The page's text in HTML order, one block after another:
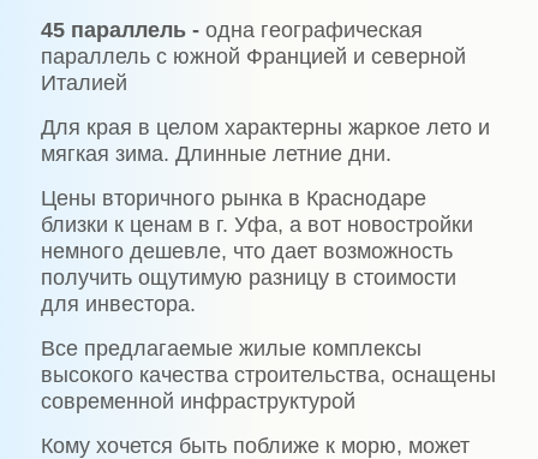
45 параллель - одна географическая
параллель с южной Францией и северной
Италией
Для края в целом характерны жаркое лето и
мягкая зима. Длинные летние дни.
Цены вторичного рынка в Краснодаре
близки к ценам в г. Уфа, а вот новостройки
немного дешевле, что дает возможность
получить ощутимую разницу в стоимости
для инвестора.
Все предлагаемые жилые комплексы
высокого качества строительства, оснащены
современной инфраструктурой
Кому хочется быть поближе к морю, может